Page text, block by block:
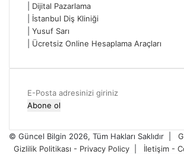
Dijital Pazarlama
İstanbul Diş Kliniği
Yusuf Sarı
Ücretsiz Online Hesaplama Araçları
E-
Posta
giriniz
© Güncel Bilgin 2026, Tüm Hakları Saklıdır |
Gizlilik Politikası - Privacy Policy
İletişim -